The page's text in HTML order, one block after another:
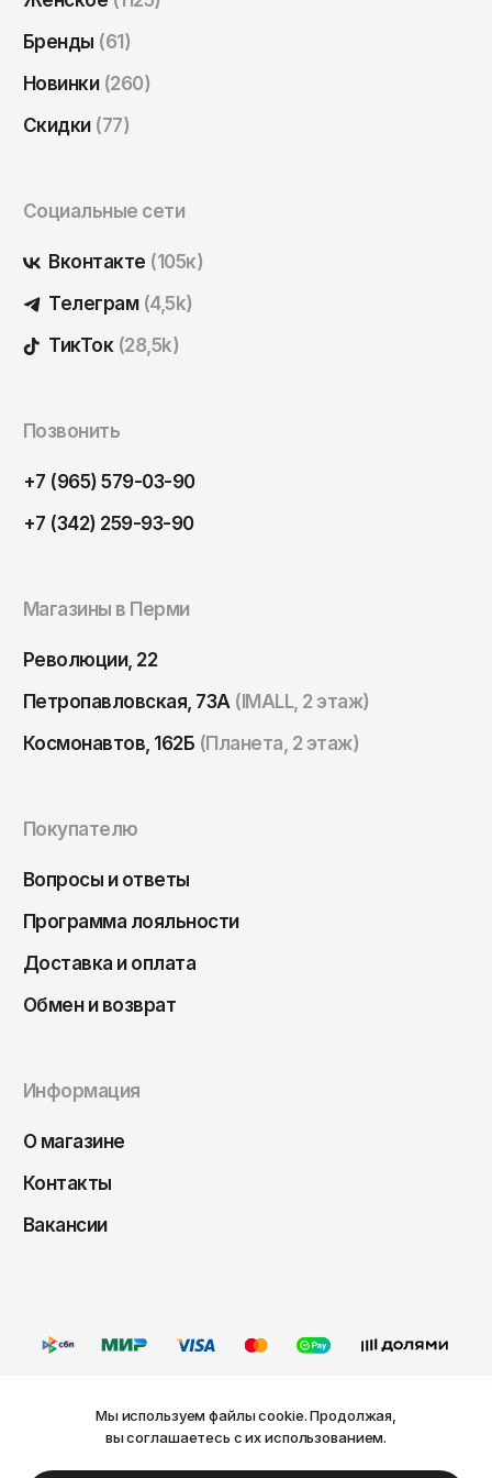
Бренды (61)
Новинки (260)
Скидки (77)
Социальные сети
Вконтакте (105к)
Телеграм (4,5k)
ТикТок (28,5k)
Позвонить
+7 (965) 579-03-90
+7 (342) 259-93-90
Магазины в Перми
Революции, 22
Петропавловская, 73А (IMALL, 2 этаж)
Космонавтов, 162Б (Планета, 2 этаж)
Покупателю
Вопросы и ответы
Программа лояльности
Доставка и оплата
Обмен и возврат
Информация
О магазине
Контакты
Вакансии
Оферта
Политика конфиденциальности
Севастополь
Сергиев Посад
Симферополь
Сочи
Стерлитамак
Сыктывкар
Тверь
Тольятти
Улан-Удэ
Ульяновск
Уфа
Чайковский
Чебоксары
Челябинск
Черкесск
Якутск
Ярославль
Ваш город Пермь?
Мы используем файлы cookie. Продолжая,
вы соглашаетесь с их использованием.